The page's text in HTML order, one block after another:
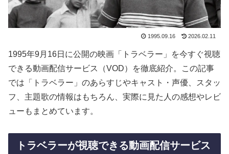
1995.09.16 2026.02.11
1995年9月16日に公開の映画「トラベラー」を今すぐ視聴
できる動画配信サービス（VOD）を徹底紹介。この記事
では「トラベラー」のあらすじやキャスト・声優、スタッ
フ、主題歌の情報はもちろん、実際に見た人の感想やレビ
ューもまとめています。
トラベラーが視聴できる動画配信サービス